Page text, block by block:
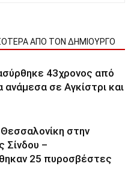
ΑΠΟ ΤΟΝ ΔΗΜΙΟΥΡΓΟ
43χρονος από
σε Αγκίστρι και
στην
Σίνδου –
25 πυροσβέστες